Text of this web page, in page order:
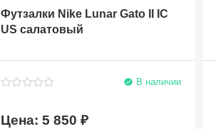
Футзалки Nike Lunar Gato II IC
US салатовый
В наличии
5 850